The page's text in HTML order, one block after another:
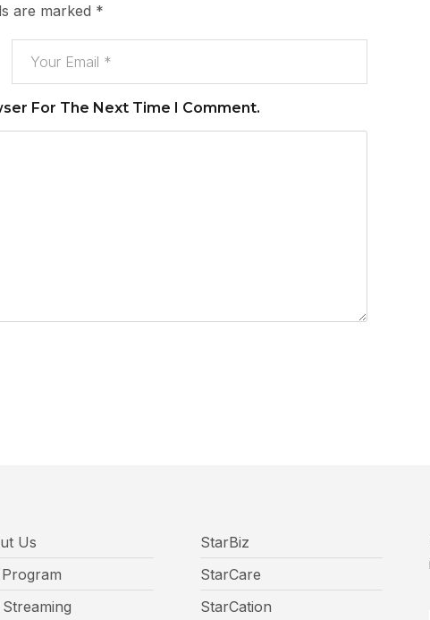
are marked *
For The Next Time I Comment.
Us
StarBiz
StarCare
StarCation